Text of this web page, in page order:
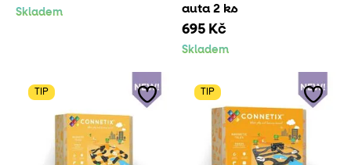
Skladem
auta 2 ks
695 Kč
Skladem
TIP TIP